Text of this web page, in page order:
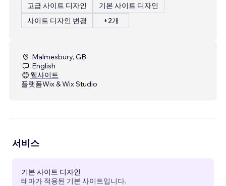
고급 사이트 디자인
기본 사이트 디자인
사이트 디자인 변경
+2개
Malmesbury, GB
English
웹사이트
플랫폼Wix & Wix Studio
서비스
기본 사이트 디자인
테마가 적용된 기본 사이트입니다.